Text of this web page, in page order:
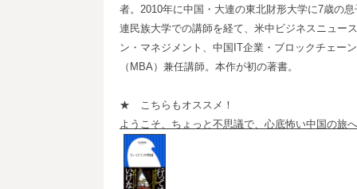
者。2010年に中国・大連の東北財形大学に7歳の
連民族大学での講師を経て、米中ビジネスニュー
ン・マネジメント、中国IT企業・ブロックチェー
（MBA）兼任講師。本作が初の著書。
★ こちらもオススメ！
ようこそ、ちょっと不思議で、心底怖い中国の旅